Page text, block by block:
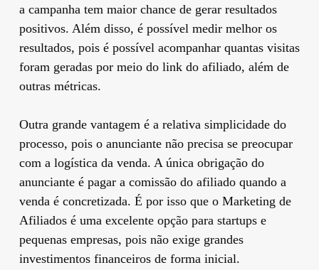
a campanha tem maior chance de gerar resultados
positivos. Além disso, é possível medir melhor os
resultados, pois é possível acompanhar quantas visitas
foram geradas por meio do link do afiliado, além de
outras métricas.
Outra grande vantagem é a relativa simplicidade do
processo, pois o anunciante não precisa se preocupar
com a logística da venda. A única obrigação do
anunciante é pagar a comissão do afiliado quando a
venda é concretizada. É por isso que o Marketing de
Afiliados é uma excelente opção para startups e
pequenas empresas, pois não exige grandes
investimentos financeiros de forma inicial.